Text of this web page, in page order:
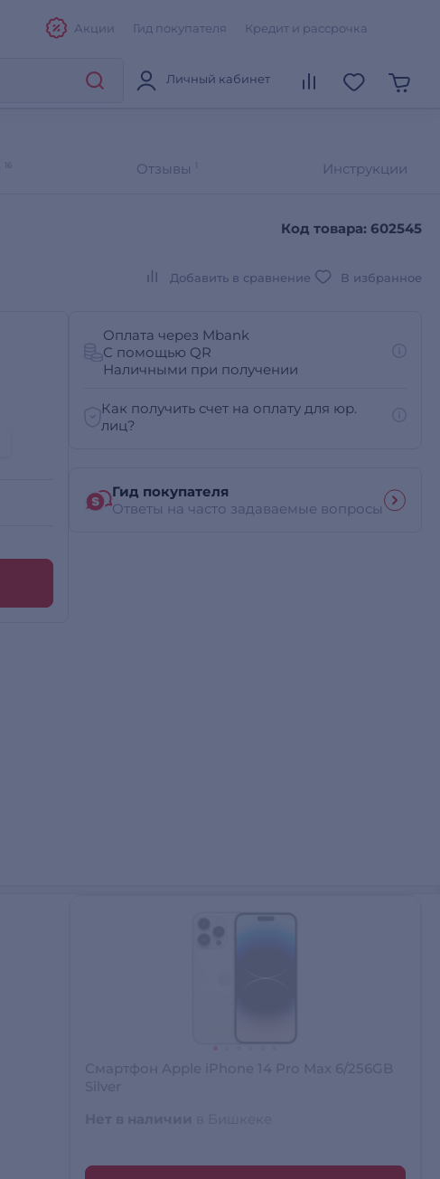
Акции Гид покупателя Кредит и рассрочка
Личный кабинет
16 Отзывы 1 Инструкции
Код товара: 602545
Добавить в сравнение В избранное
Оплата через Mbank
С помощью QR
Наличными при получении
Как получить счет на оплату для юр.
лиц?
Гид покупателя
Ответы на часто задаваемые вопросы